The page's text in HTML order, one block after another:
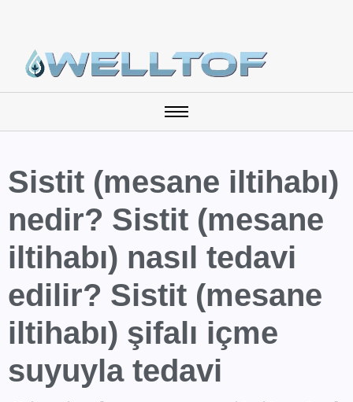
Sistit (mesane iltihabı)
nedir? Sistit (mesane
iltihabı) nasıl tedavi
edilir? Sistit (mesane
iltihabı) şifalı içme
suyuyla tedavi